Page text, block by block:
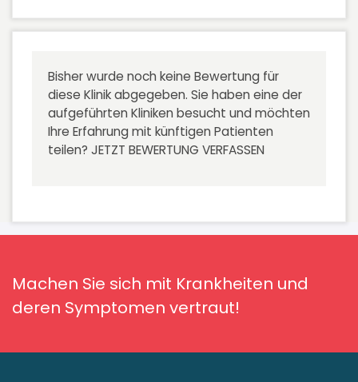
Bisher wurde noch keine Bewertung für
diese Klinik abgegeben. Sie haben eine der
aufgeführten Kliniken besucht und möchten
Ihre Erfahrung mit künftigen Patienten
teilen? JETZT BEWERTUNG VERFASSEN
Machen Sie sich mit Krankheiten und
deren Symptomen vertraut!